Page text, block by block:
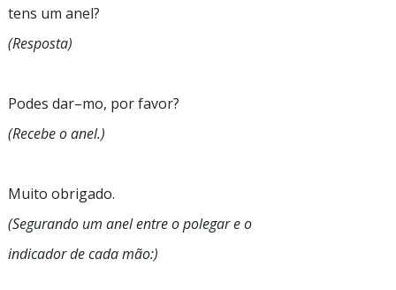
tens um anel?
(Resposta)
Podes dar–mo, por favor?
(Recebe o anel.)
Muito obrigado.
(Segurando um anel entre o polegar e o
indicador de cada mão:)